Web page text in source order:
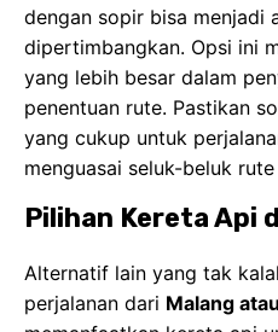
dengan sopir bisa menjadi
dipertimbangkan. Opsi ini
yang lebih besar dalam
penentuan rute. Pastikan
yang cukup untuk
menguasai seluk-beluk
Pilihan Kereta Api
Alternatif lain yang tak
perjalanan dari Malang